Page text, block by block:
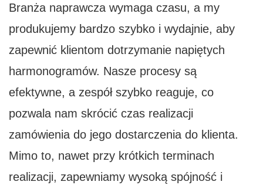
Branża naprawcza wymaga czasu, a my
produkujemy bardzo szybko i wydajnie, aby
zapewnić klientom dotrzymanie napiętych
harmonogramów. Nasze procesy są
efektywne, a zespół szybko reaguje, co
pozwala nam skrócić czas realizacji
zamówienia do jego dostarczenia do klienta.
Mimo to, nawet przy krótkich terminach
realizacji, zapewniamy wysoką spójność i